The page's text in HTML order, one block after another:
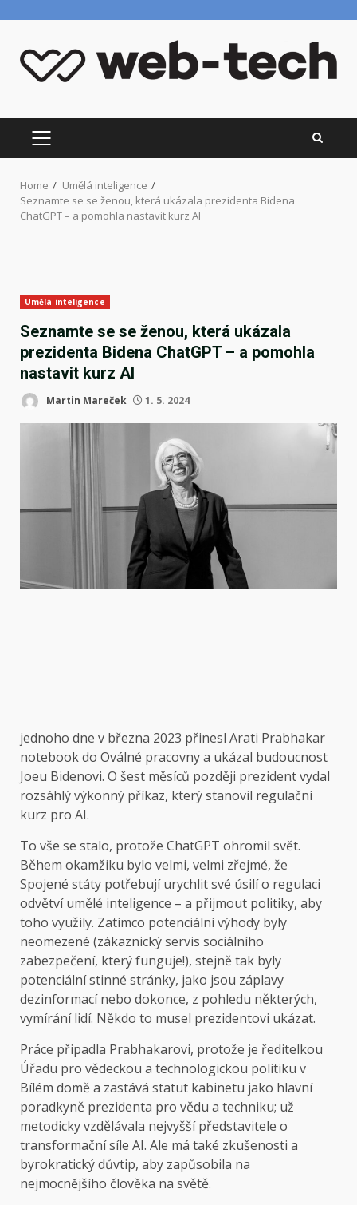
content
PRIMARY
MENU
Home
Umělá inteligence
Seznamte se se ženou, která ukázala prezidenta Bidena
ChatGPT – a pomohla nastavit kurz AI
Umělá inteligence
Seznamte se se ženou, která ukázala
prezidenta Bidena ChatGPT – a pomohla
nastavit kurz AI
Martin Mareček 1. 5. 2024
jednoho dne v března 2023 přinesl Arati Prabhakar
notebook do Oválné pracovny a ukázal budoucnost
Joeu Bidenovi. O šest měsíců později prezident vydal
rozsáhlý výkonný příkaz, který stanovil regulační
kurz pro AI.
To vše se stalo, protože ChatGPT ohromil svět.
Během okamžiku bylo velmi, velmi zřejmé, že
Spojené státy potřebují urychlit své úsilí o regulaci
odvětví umělé inteligence – a přijmout politiky, aby
toho využily. Zatímco potenciální výhody byly
neomezené (zákaznický servis sociálního
zabezpečení, který funguje!), stejně tak byly
potenciální stinné stránky, jako jsou záplavy
dezinformací nebo dokonce, z pohledu některých,
vymírání lidí. Někdo to musel prezidentovi ukázat.
Práce připadla Prabhakarovi, protože je ředitelkou
Úřadu pro vědeckou a technologickou politiku v
Bílém domě a zastává statut kabinetu jako hlavní
poradkyně prezidenta pro vědu a techniku; už
metodicky vzdělávala nejvyšší představitele o
transformační síle AI. Ale má také zkušenosti a
byrokratický důvtip, aby zapůsobila na
nejmocnějšího člověka na světě.